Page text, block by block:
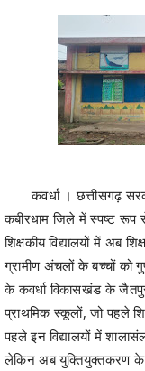
कवर्धा । छत्तीसगढ़
कबीरधाम जिले में स्पष्ट
शिक्षकीय विद्यालयों में अब
ग्रामीण अंचलों के बच्चों को
के कवर्धा विकासखंड के
प्राथमिक स्कूलों, जो पहले
पहले इन विद्यालयों में
लेकिन अब युक्तियुक्तकरण के